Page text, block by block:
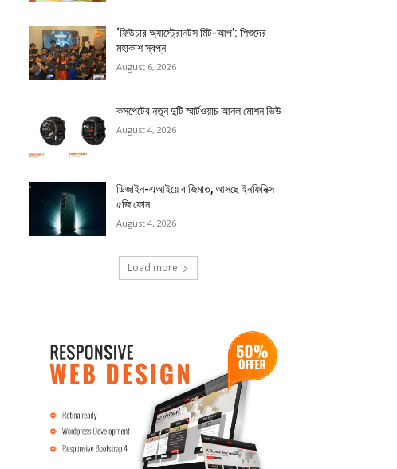
‘ফিউচার অ্যাস্ট্রোনটস মিট-আপ’: শিশুদের
মহাকাশ স্বপ্ন
August 6, 2026
কসপেটের নতুন দুটি স্মার্টওয়াচ আনল মোশন ভিউ
August 4, 2026
ডিজাইন-এআইয়ে বাজিমাত, আসছে ইনফিনিক্স
৫জি ফোন
August 4, 2026
Load more